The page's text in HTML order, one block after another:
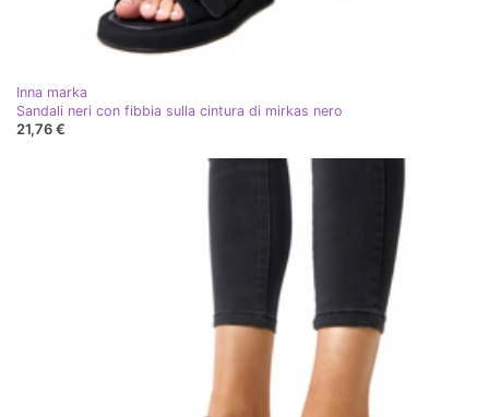
Inna marka
Sandali neri con fibbia sulla cintura di mirkas nero
21,76 €